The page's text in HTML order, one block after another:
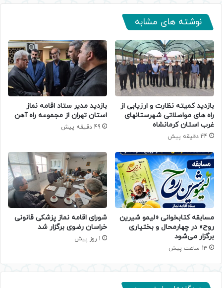
نوشته های مشابه
بازدید کمیته نظارت و ارزیابی از
راه های مواصلاتی شهرستانهای
غرب استان کرمانشاه
44 دقیقه پیش
بازدید مدیر ستاد اقامه نماز
استان تهران از مجموعه راه آهن
49 دقیقه پیش
مسابقه کتابخوانی «لیمو شیرین
روح» در چهارمحال و بختیاری
برگزار می‌شود
13 ساعت پیش
شورای اقامه نماز پزشکی قانونی
خراسان رضوی برگزار شد
1 روز پیش